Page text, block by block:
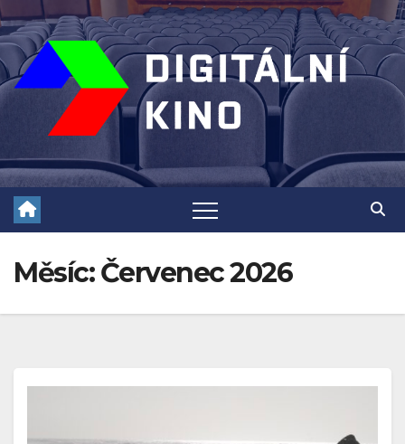
Skip
to
content
Měsíc:Červenec 2026